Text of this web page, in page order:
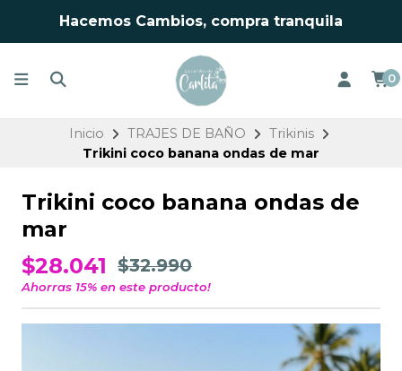
Hacemos Cambios, compra tranquila
0
Inicio TRAJES DE BAÑO
Trikinis
Trikini coco banana ondas de mar
Trikini coco banana ondas de
mar
$28.041 $32.990
Ahorras 15% en este producto!